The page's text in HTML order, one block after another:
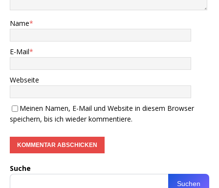
Name*
E-Mail*
Webseite
Meinen Namen, E-Mail und Website in diesem Browser
speichern, bis ich wieder kommentiere.
Suche
Suchen